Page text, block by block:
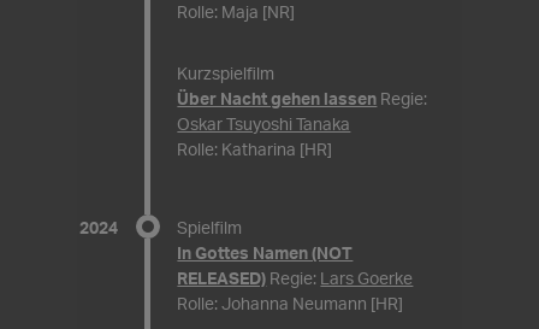
Rolle: Maja [NR]
Kurzspielfilm
Über Nacht gehen lassen Regie:
Oskar Tsuyoshi Tanaka
Rolle: Katharina [HR]
2024
Spielfilm
In Gottes Namen (NOT
RELEASED) Regie: Lars Goerke
Rolle: Johanna Neumann [HR]